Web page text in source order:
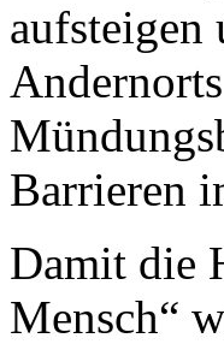
aufsteigen
Barrieren
Damit die
Mensch“